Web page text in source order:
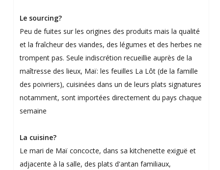
Le sourcing?
Peu de fuites sur les origines des produits mais la qualité
et la fraîcheur des viandes, des légumes et des herbes ne
trompent pas. Seule indiscrétion recueillie auprès de la
maîtresse des lieux, Maï: les feuilles La Lôt (de la famille
des poivriers), cuisinées dans un de leurs plats signatures
notamment, sont importées directement du pays chaque
semaine
La cuisine?
Le mari de Maï concocte, dans sa kitchenette exiguë et
adjacente à la salle, des plats d'antan familiaux,